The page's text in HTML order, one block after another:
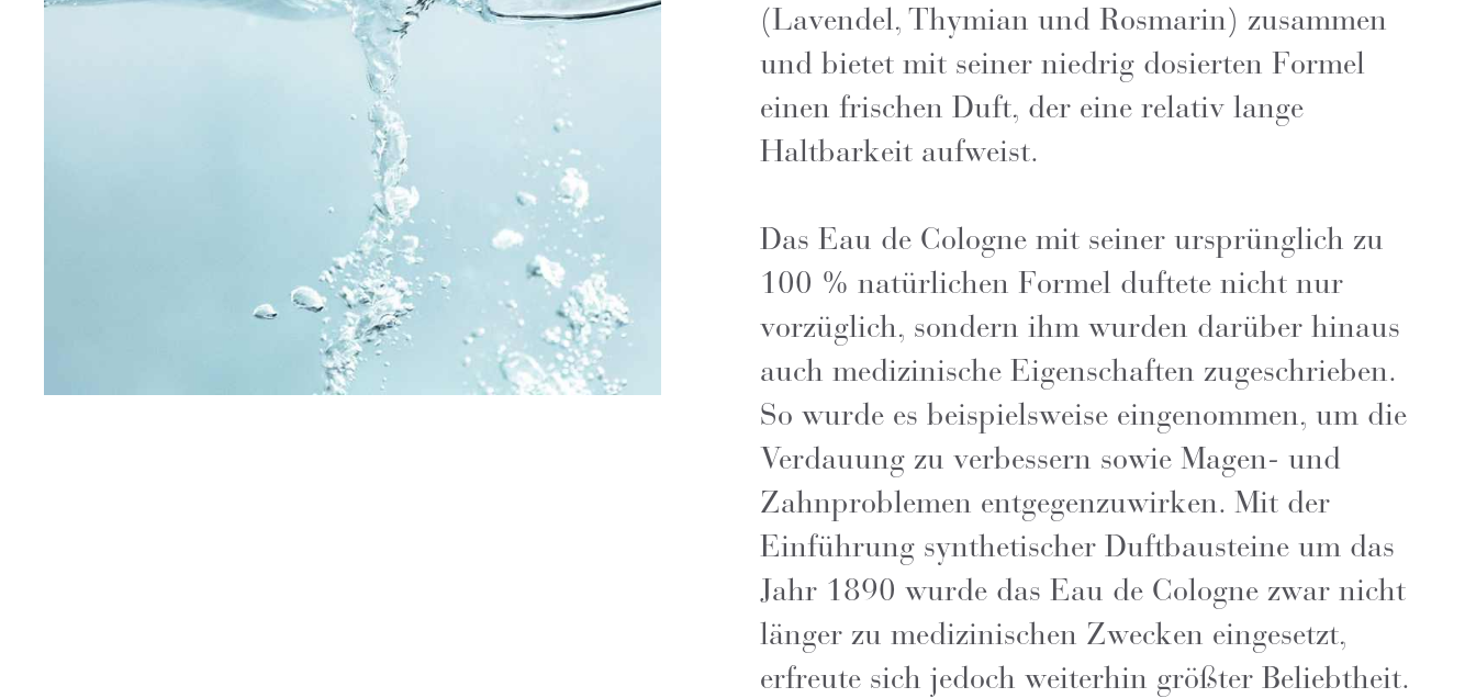
(Lavendel, Thymian und Rosmarin) zusammen
und bietet mit seiner niedrig dosierten Formel
einen frischen Duft, der eine relativ lange
Haltbarkeit aufweist.
Das Eau de Cologne mit seiner ursprünglich zu
100 % natürlichen Formel duftete nicht nur
vorzüglich, sondern ihm wurden darüber hinaus
auch medizinische Eigenschaften zugeschrieben.
So wurde es beispielsweise eingenommen, um die
Verdauung zu verbessern sowie Magen- und
Zahnproblemen entgegenzuwirken. Mit der
Einführung synthetischer Duftbausteine um das
Jahr 1890 wurde das Eau de Cologne zwar nicht
länger zu medizinischen Zwecken eingesetzt,
erfreute sich jedoch weiterhin größter Beliebtheit.